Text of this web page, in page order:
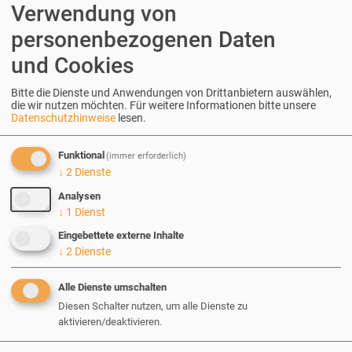
Umsetzung
Drupal-Entwicklung: sauber,
skalierfähig und langfristig tragfähig
2026 erdfisch / AI generated
Verwendung von
personenbezogenen Daten
und Cookies
Bitte die Dienste und Anwendungen von Drittanbietern auswählen,
die wir nutzen möchten. Für weitere Informationen bitte unsere
Datenschutzhinweise lesen.
Funktional(immer erforderlich)
↓ 2 Dienste
Analysen
↓ 1 Dienst
Eingebettete externe Inhalte
↓ 2 Dienste
Alle Dienste umschalten
Diesen Schalter nutzen, um alle Dienste zu
aktivieren/deaktivieren.